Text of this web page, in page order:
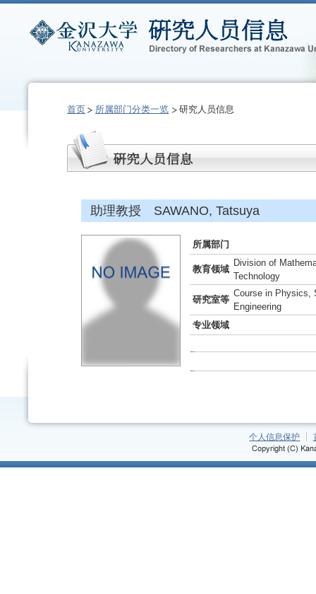
首页 所属部门分类一览 研究人员信息
助理教授 SAWANO, Tatsuya
所属部门
教育领域
Division of
Technology
研究室等
Course in Physics,
Engineering
专业领域
个人信息保护